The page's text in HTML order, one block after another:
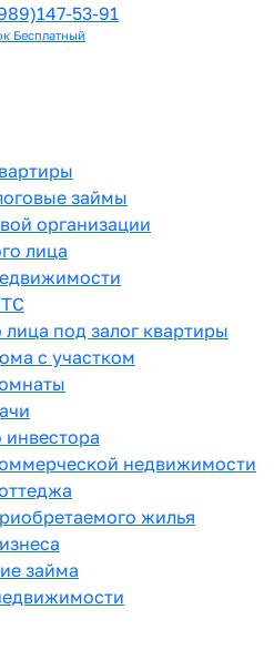
53-91
Бесплатный
займы
организации
лица
лица под залог квартиры
с участком
инвестора
недвижимости
жилья
займа